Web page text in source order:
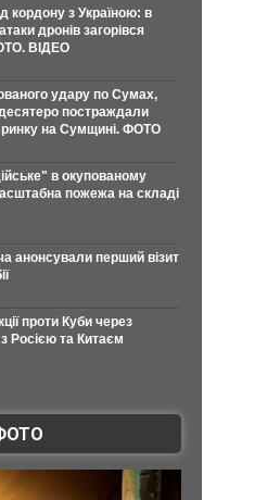
кордону з Україною: в
дронів загорівся
ВІДЕО
удару по Сумах,
постраждали
на Сумщині. ФОТО
в окупованому
пожежа на складі
анонсували перший візит
проти Куби через
Росією та Китаєм